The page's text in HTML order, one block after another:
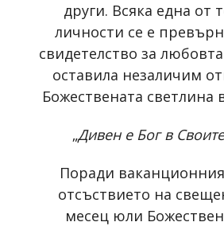
други. Всяка една от
личности се е
свидетелство за
оставила незаличим
Божествената светлина
„Дивен е Бог в
Поради
отсъствието на
месец юли